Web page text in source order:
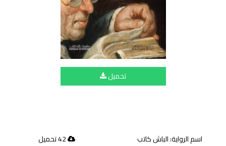
تحميل
اسم الرواية: الباش كاتب
42 تحميل